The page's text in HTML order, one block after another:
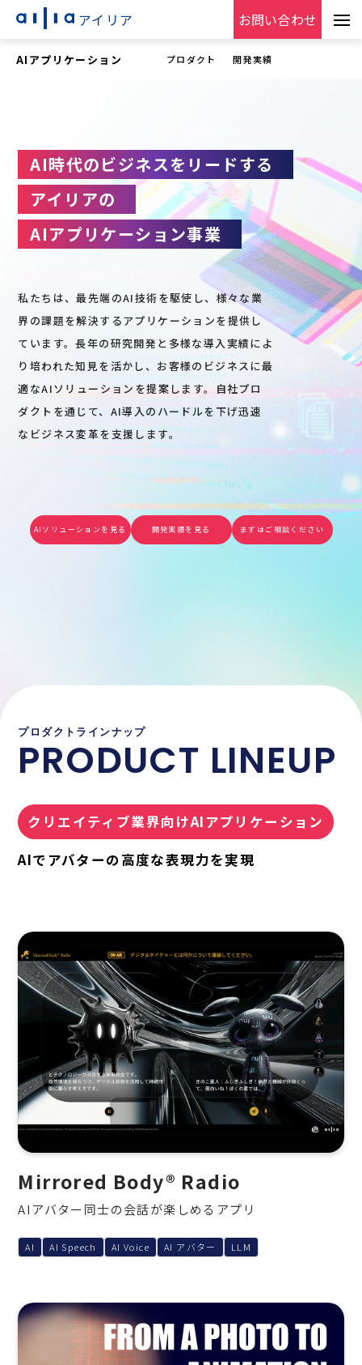
アイリア お問い合わせ
AIアプリケーション プロダクト 開発実績
AI時代のビジネスをリードする
アイリアの
AIアプリケーション事業
私たちは、最先端のAI技術を駆使し、様々な業
界の課題を解決するアプリケーションを提供し
ています。長年の研究開発と多様な導入実績によ
り培われた知見を活かし、お客様のビジネスに最
適なAIソリューションを提案します。自社プロ
ダクトを通じて、AI導入のハードルを下げ迅速
なビジネス変革を支援します。
AIソリューションを見る 開発実績を見る まずはご相談ください
プロダクトラインナップ
PRODUCT LINEUP
クリエイティブ業界向けAIアプリケーション
AIでアバターの高度な表現力を実現
Mirrored Body® Radio
AIアバター同士の会話が楽しめるアプリ
AI AI Speech AI Voice AI アバター LLM